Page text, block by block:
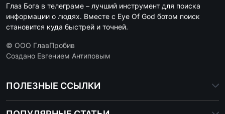
Глаз Бога в телеграме – лучший инструмент для поиска
информации о людях. Вместе с Eye Of God ботом поиск
становится куда быстрей и точней.
© ООО ГлавПробив
Создано Евгением Антиповым
ПОЛЕЗНЫЕ ССЫЛКИ